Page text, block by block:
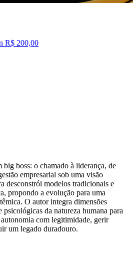
R$ 200,00
boss: o chamado à liderança, de
empresarial sob uma visão
desconstrói modelos tradicionais e
propondo a evolução para uma
O autor integra dimensões
da natureza humana para
com legitimidade, gerir
um legado duradouro.